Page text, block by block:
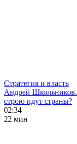
Стратегия и власть
Андрей
строю идут страны?
02:34
22 мин